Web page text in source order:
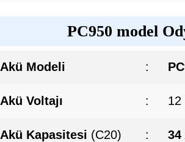
PC950 model
Akü Modeli :
Akü Voltajı : 12
Akü Kapasitesi (C20) : 34